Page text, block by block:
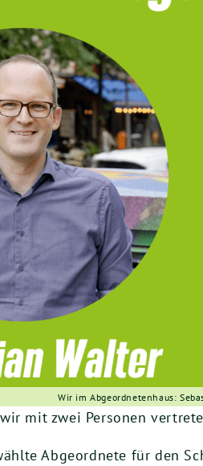
Wir im Abgeordnetenhaus:
mit zwei Personen
Abgeordnete für den